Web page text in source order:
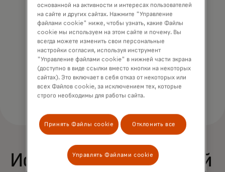
Дополненная аналитика
Истории исследований
основанной на активности и интересах пользователей
на сайте и других сайтах. Нажмите "Управление
файлами cookie" ниже, чтобы узнать, какие Файлы
cookie мы используем на этом сайте и почему. Вы
всегда можете изменить свои персональные
настройки согласия, используя инструмент
"Управление файлами cookie" в нижней части экрана
(доступно в виде ссылки вместо кнопки на некоторых
сайтах). Это включает в себя отказ от некоторых или
всех Файлов cookie, за исключением тех, которые
строго необходимы для работы сайта.
Принять Файлы cookie Отклонить все
Управлять Файлами cookie